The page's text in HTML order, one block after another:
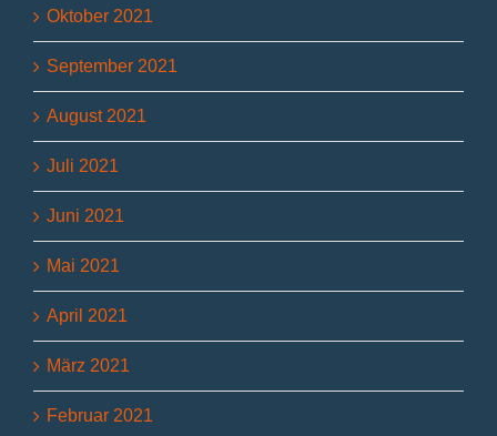
Oktober 2021
September 2021
August 2021
Juli 2021
Juni 2021
Mai 2021
April 2021
März 2021
Februar 2021